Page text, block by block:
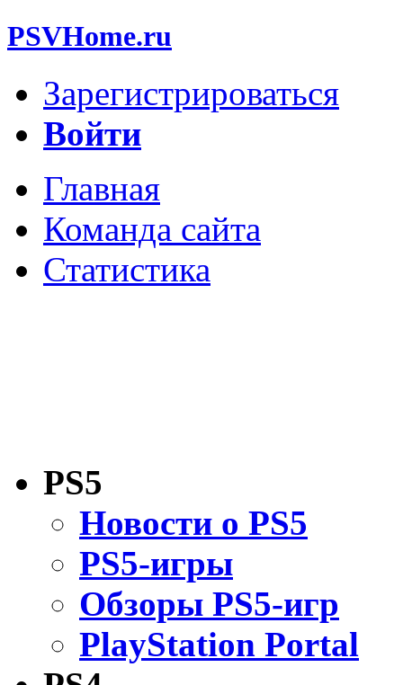
PSVHome.ru
Зарегистрироваться
Войти
Главная
Команда сайта
Статистика
PS5
Новости о PS5
PS5-игры
Обзоры PS5-игр
PlayStation Portal